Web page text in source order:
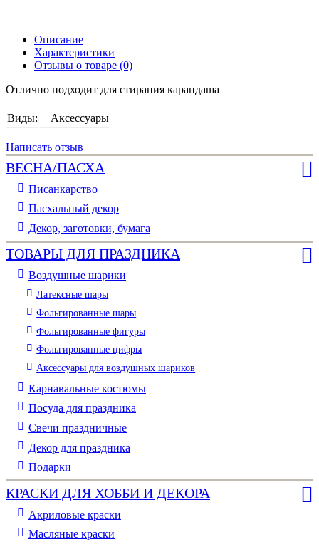
Описание
Характеристики
Отзывы о товаре (0)
Отлично подходит для стирания карандаша
Виды: Аксессуары
Написать отзыв
ВЕСНА/ПАСХА
Писанкарство
Пасхальный декор
Декор, заготовки, бумага
ТОВАРЫ ДЛЯ ПРАЗДНИКА
Воздушные шарики
Латексные шары
Фольгированные шары
Фольгированные фигуры
Фольгированные цифры
Аксессуары для воздушных шариков
Карнавальные костюмы
Посуда для праздника
Свечи праздничные
Декор для праздника
Подарки
КРАСКИ ДЛЯ ХОББИ И ДЕКОРА
Акриловые краски
Масляные краски